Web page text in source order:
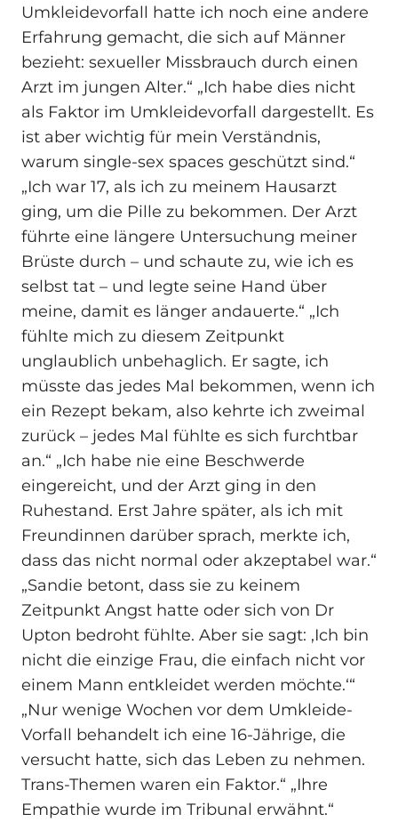
Umkleidevorfall hatte ich noch eine andere
Erfahrung gemacht, die sich auf Männer
bezieht: sexueller Missbrauch durch einen
Arzt im jungen Alter.“ „Ich habe dies nicht
als Faktor im Umkleidevorfall dargestellt. Es
ist aber wichtig für mein Verständnis,
warum single-sex spaces geschützt sind.“
„Ich war 17, als ich zu meinem Hausarzt
ging, um die Pille zu bekommen. Der Arzt
führte eine längere Untersuchung meiner
Brüste durch – und schaute zu, wie ich es
selbst tat – und legte seine Hand über
meine, damit es länger andauerte.“ „Ich
fühlte mich zu diesem Zeitpunkt
unglaublich unbehaglich. Er sagte, ich
müsste das jedes Mal bekommen, wenn ich
ein Rezept bekam, also kehrte ich zweimal
zurück – jedes Mal fühlte es sich furchtbar
an.“ „Ich habe nie eine Beschwerde
eingereicht, und der Arzt ging in den
Ruhestand. Erst Jahre später, als ich mit
Freundinnen darüber sprach, merkte ich,
dass das nicht normal oder akzeptabel war.“
„Sandie betont, dass sie zu keinem
Zeitpunkt Angst hatte oder sich von Dr
Upton bedroht fühlte. Aber sie sagt: ‚Ich bin
nicht die einzige Frau, die einfach nicht vor
einem Mann entkleidet werden möchte.‘“
„Nur wenige Wochen vor dem Umkleide-
Vorfall behandelt ich eine 16-Jährige, die
versucht hatte, sich das Leben zu nehmen.
Trans-Themen waren ein Faktor.“ „Ihre
Empathie wurde im Tribunal erwähnt.“